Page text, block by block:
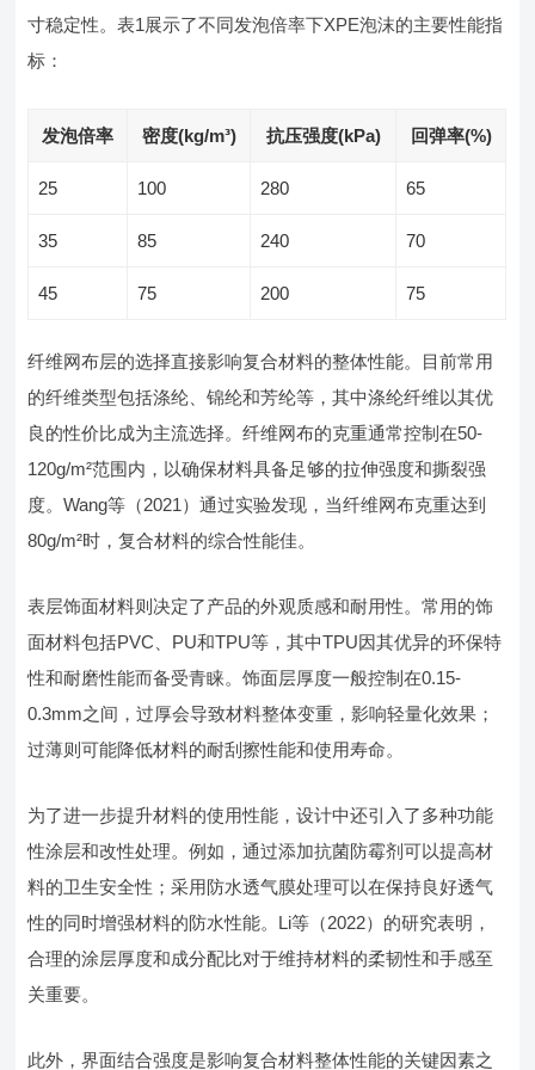
寸稳定性。表1展示了不同发泡倍率下XPE泡沫的主要性能指
标：
发泡倍率 密度(kg/m³) 抗压强度(kPa) 回弹率(%)
25 100 280 65
35 85 240 70
45 75 200 75
纤维网布层的选择直接影响复合材料的整体性能。目前常用
的纤维类型包括涤纶、锦纶和芳纶等，其中涤纶纤维以其优
良的性价比成为主流选择。纤维网布的克重通常控制在50-
120g/m²范围内，以确保材料具备足够的拉伸强度和撕裂强
度。Wang等（2021）通过实验发现，当纤维网布克重达到
80g/m²时，复合材料的综合性能佳。
表层饰面材料则决定了产品的外观质感和耐用性。常用的饰
面材料包括PVC、PU和TPU等，其中TPU因其优异的环保特
性和耐磨性能而备受青睐。饰面层厚度一般控制在0.15-
0.3mm之间，过厚会导致材料整体变重，影响轻量化效果；
过薄则可能降低材料的耐刮擦性能和使用寿命。
为了进一步提升材料的使用性能，设计中还引入了多种功能
性涂层和改性处理。例如，通过添加抗菌防霉剂可以提高材
料的卫生安全性；采用防水透气膜处理可以在保持良好透气
性的同时增强材料的防水性能。Li等（2022）的研究表明，
合理的涂层厚度和成分配比对于维持材料的柔韧性和手感至
关重要。
此外，界面结合强度是影响复合材料整体性能的关键因素之